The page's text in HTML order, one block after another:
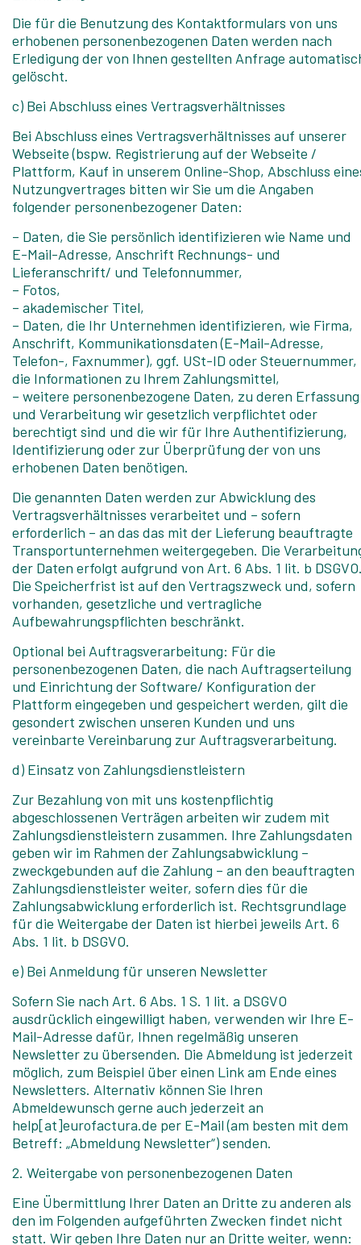
Die für die Benutzung des Kontaktformulars von uns
erhobenen personenbezogenen Daten werden nach
Erledigung der von Ihnen gestellten Anfrage
gelöscht.
c) Bei Abschluss eines Vertragsverhältnisses
Bei Abschluss eines Vertragsverhältnisses auf unserer
Webseite (bspw. Registrierung auf der Webseite /
Plattform, Kauf in unserem Online-Shop, Abschluss
Nutzungvertrages bitten wir Sie um die Angaben
folgender personenbezogener Daten:
– Daten, die Sie persönlich identifizieren wie Name und
E-Mail-Adresse, Anschrift Rechnungs- und
Lieferanschrift/ und Telefonnummer,
– Fotos,
– akademischer Titel,
– Daten, die Ihr Unternehmen identifizieren, wie Firma,
Anschrift, Kommunikationsdaten (E-Mail-Adresse,
Telefon-, Faxnummer), ggf. USt-ID oder Steuernummer,
die Informationen zu Ihrem Zahlungsmittel,
– weitere personenbezogene Daten, zu deren Erfassung
und Verarbeitung wir gesetzlich verpflichtet oder
berechtigt sind und die wir für Ihre Authentifizierung,
Identifizierung oder zur Überprüfung der von uns
erhobenen Daten benötigen.
Die genannten Daten werden zur Abwicklung des
Vertragsverhältnisses verarbeitet und – sofern
erforderlich – an das das mit der Lieferung beauftragte
Transportunternehmen weitergegeben. Die
der Daten erfolgt aufgrund von Art. 6 Abs. 1 lit. b
Die Speicherfrist ist auf den Vertragszweck und, sofern
vorhanden, gesetzliche und vertragliche
Aufbewahrungspflichten beschränkt.
Optional bei Auftragsverarbeitung: Für die
personenbezogenen Daten, die nach Auftragserteilung
und Einrichtung der Software/ Konfiguration der
Plattform eingegeben und gespeichert werden, gilt die
gesondert zwischen unseren Kunden und uns
vereinbarte Vereinbarung zur Auftragsverarbeitung.
d) Einsatz von Zahlungsdienstleistern
Zur Bezahlung von mit uns kostenpflichtig
abgeschlossenen Verträgen arbeiten wir zudem mit
Zahlungsdienstleistern zusammen. Ihre Zahlungsdaten
geben wir im Rahmen der Zahlungsabwicklung –
zweckgebunden auf die Zahlung – an den beauftragten
Zahlungsdienstleister weiter, sofern dies für die
Zahlungsabwicklung erforderlich ist. Rechtsgrundlage
für die Weitergabe der Daten ist hierbei jeweils Art. 6
Abs. 1 lit. b DSGVO.
e) Bei Anmeldung für unseren Newsletter
Sofern Sie nach Art. 6 Abs. 1 S. 1 lit. a DSGVO
ausdrücklich eingewilligt haben, verwenden wir Ihre E-
Mail-Adresse dafür, Ihnen regelmäßig unseren
Newsletter zu übersenden. Die Abmeldung ist jederzeit
möglich, zum Beispiel über einen Link am Ende eines
Newsletters. Alternativ können Sie Ihren
Abmeldewunsch gerne auch jederzeit an
help[at]eurofactura.de per E-Mail (am besten mit dem
Betreff: „Abmeldung Newsletter“) senden.
2. Weitergabe von personenbezogenen Daten
Eine Übermittlung Ihrer Daten an Dritte zu anderen als
den im Folgenden aufgeführten Zwecken findet nicht
statt. Wir geben Ihre Daten nur an Dritte weiter, wenn: